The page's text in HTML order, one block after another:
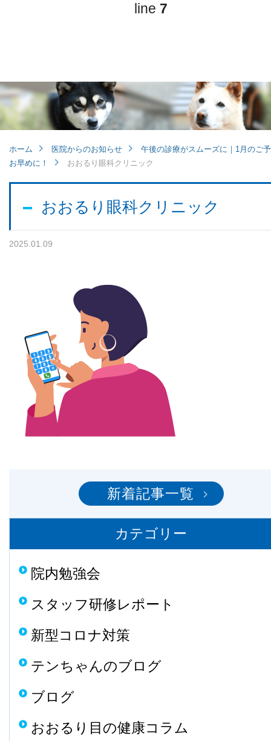
line 7
子どもの近視
視能訓練士メッセージ
ホーム 医院からのお知らせ
午後の診療がスムーズに｜1月のご
お早めに！
おおるり眼科クリニック
おおるり眼科クリニック
2025.01.09
新着記事一覧
カテゴリー
院内勉強会
スタッフ研修レポート
新型コロナ対策
テンちゃんのブログ
ブログ
おおるり目の健康コラム